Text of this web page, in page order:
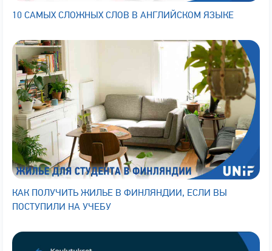
10 САМЫХ СЛОЖНЫХ СЛОВ В АНГЛИЙСКОМ ЯЗЫКЕ
КАК ПОЛУЧИТЬ ЖИЛЬЕ В ФИНЛЯНДИИ, ЕСЛИ ВЫ
ПОСТУПИЛИ НА УЧЕБУ